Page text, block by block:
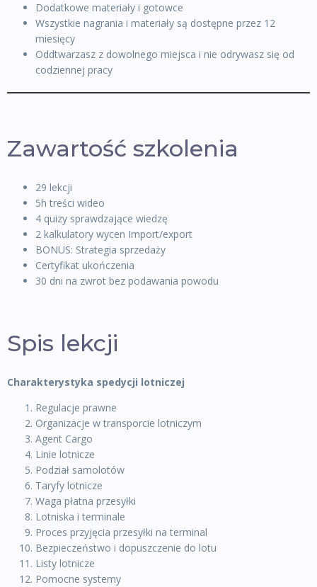
Dodatkowe materiały i gotowce
Wszystkie nagrania i materiały są dostępne przez 12
miesięcy
Oddtwarzasz z dowolnego miejsca i nie odrywasz się od
codziennej pracy
Zawartość szkolenia
29 lekcji
5h treści wideo
4 quizy sprawdzające wiedzę
2 kalkulatory wycen Import/export
BONUS: Strategia sprzedaży
Certyfikat ukończenia
30 dni na zwrot bez podawania powodu
Spis lekcji
Charakterystyka spedycji lotniczej
Regulacje prawne
Organizacje w transporcie lotniczym
Agent Cargo
Linie lotnicze
Podział samolotów
Taryfy lotnicze
Waga płatna przesyłki
Lotniska i terminale
Proces przyjęcia przesyłki na terminal
Bezpieczeństwo i dopuszczenie do lotu
Listy lotnicze
Pomocne systemy